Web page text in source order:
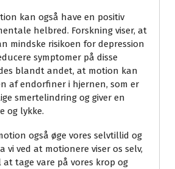
kan også have en positiv
helbred. Forskning viser, at
mindske risikoen for depression
symptomer på disse
blandt andet, at motion kan
af endorfiner i hjernen, som er
smertelindring og giver en
og lykke.
også øge vores selvtillid og
vi ved at motionere viser os selv,
tage vare på vores krop og